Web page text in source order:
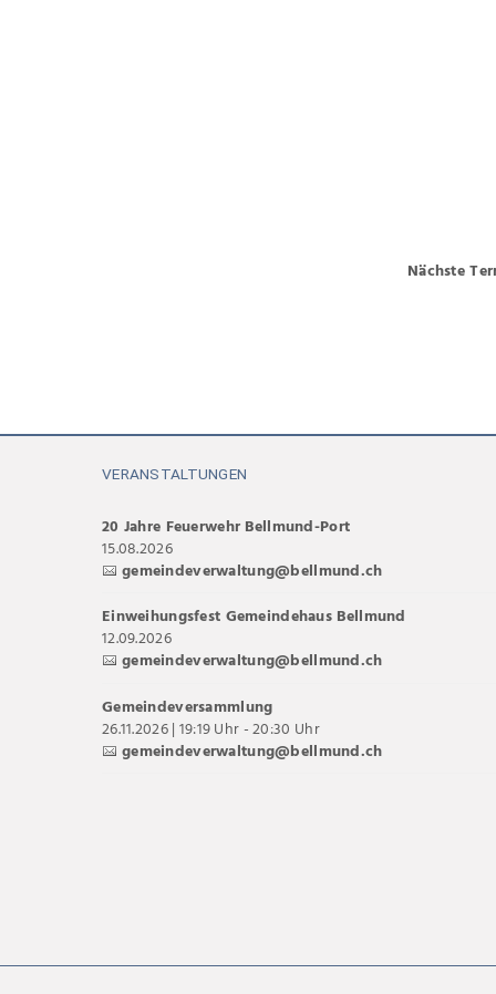
Nächste
VERANSTALTUNGEN
20 Jahre Feuerwehr Bellmund-Port
15.08.2026
gemeindeverwaltung@bellmund.ch
Einweihungsfest Gemeindehaus Bellmund
12.09.2026
gemeindeverwaltung@bellmund.ch
Gemeindeversammlung
26.11.2026 | 19:19 Uhr - 20:30 Uhr
gemeindeverwaltung@bellmund.ch